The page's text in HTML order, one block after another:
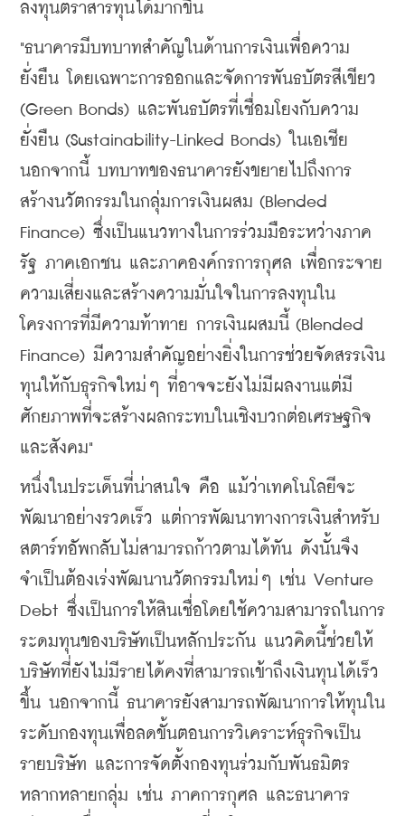
ลงทุนตราสารทุนได้มากขึ้น
"ธนาคารมีบทบาทสำคัญในด้านการเงินเพื่อความ
ยั่งยืน โดยเฉพาะการออกและจัดการพันธบัตรสีเขียว
(Green Bonds) และพันธบัตรที่เชื่อมโยงกับความ
ยั่งยืน (Sustainability-Linked Bonds) ในเอเชีย
นอกจากนี้ บทบาทของธนาคารยังขยายไปถึงการ
สร้างนวัตกรรมในกลุ่มการเงินผสม (Blended
Finance) ซึ่งเป็นแนวทางในการร่วมมือระหว่างภาค
รัฐ ภาคเอกชน และภาคองค์กรการกุศล เพื่อกระจาย
ความเสี่ยงและสร้างความมั่นใจในการลงทุนใน
โครงการที่มีความท้าทาย การเงินผสมนี้ (Blended
Finance) มีความสำคัญอย่างยิ่งในการช่วยจัดสรรเงิน
ทุนให้กับธุรกิจใหม่ๆ ที่อาจจะยังไม่มีผลงานแต่มี
ศักยภาพที่จะสร้างผลกระทบในเชิงบวกต่อเศรษฐกิจ
และสังคม"
​หนึ่งในประเด็นที่น่าสนใจ คือ แม้ว่าเทคโนโลยีจะ
พัฒนาอย่างรวดเร็ว แต่การพัฒนาทางการเงินสำหรับ
สตาร์ทอัพกลับไม่สามารถก้าวตามได้ทัน ดังนั้นจึง
จำเป็นต้องเร่งพัฒนานวัตกรรมใหม่ๆ เช่น Venture
Debt ซึ่งเป็นการให้สินเชื่อโดยใช้ความสามารถในการ
ระดมทุนของบริษัทเป็นหลักประกัน แนวคิดนี้ช่วยให้
บริษัทที่ยังไม่มีรายได้คงที่สามารถเข้าถึงเงินทุนได้เร็ว
ขึ้น นอกจากนี้ ธนาคารยังสามารถพัฒนาการให้ทุนใน
ระดับกองทุนเพื่อลดขั้นตอนการวิเคราะห์ธุรกิจเป็น
รายบริษัท และการจัดตั้งกองทุนร่วมกับพันธมิตร
หลากหลายกลุ่ม เช่น ภาคการกุศล และธนาคาร